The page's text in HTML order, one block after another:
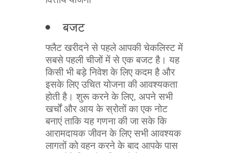
बजट
फ्लैट खरीदने से पहले आपकी चेकलिस्ट में
सबसे पहली चीजों में से एक बजट है। यह
किसी भी बड़े निवेश के लिए कदम है और
इसके लिए उचित योजना की आवश्यकता
होती है। शुरू करने के लिए, अपने सभी
खर्चों और आय के स्रोतों का एक नोट
बनाएं ताकि यह गणना की जा सके कि
आरामदायक जीवन के लिए सभी आवश्यक
लागतों को वहन करने के बाद आपके पास